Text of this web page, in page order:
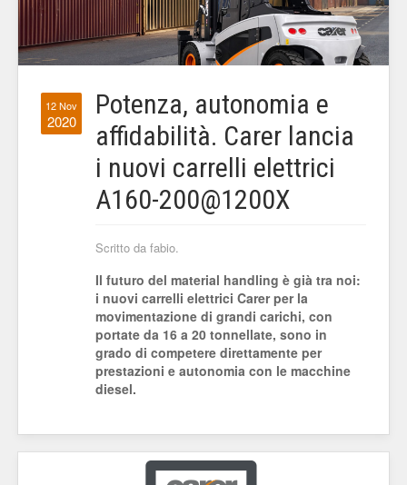
12 Nov
2020
Potenza, autonomia e
affidabilità. Carer lancia
i nuovi carrelli elettrici
A160-200@1200X
Scritto da fabio.
Il futuro del material handling è già tra noi:
i nuovi carrelli elettrici Carer per la
movimentazione di grandi carichi, con
portate da 16 a 20 tonnellate, sono in
grado di competere direttamente per
prestazioni e autonomia con le macchine
diesel.